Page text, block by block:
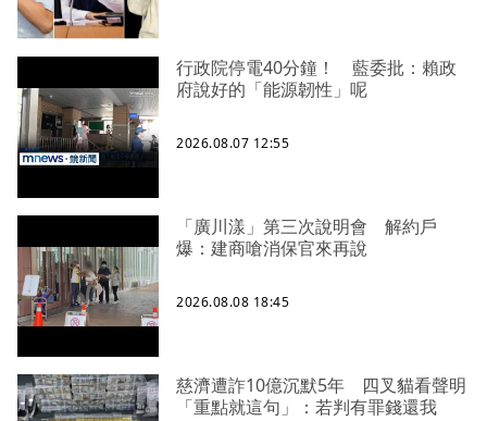
行政院停電40分鐘！ 藍委批：賴政
府說好的「能源韌性」呢
2026.08.07 12:55
「廣川漾」第三次說明會 解約戶
爆：建商嗆消保官來再說
2026.08.08 18:45
慈濟遭詐10億沉默5年 四叉貓看聲明
「重點就這句」：若判有罪錢還我